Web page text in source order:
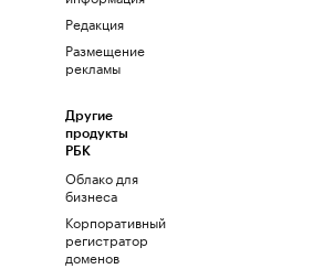
Редакция
Размещение
рекламы
Другие
продукты
РБК
Облако для
бизнеса
Корпоративный
регистратор
доменов